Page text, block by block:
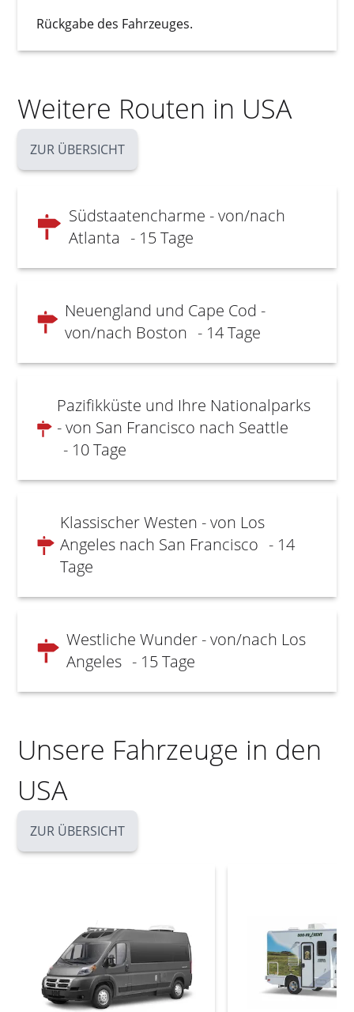
Rückgabe des Fahrzeuges.
Weitere Routen in USA
ZUR ÜBERSICHT
Südstaatencharme - von/nach
Atlanta - 15 Tage
Neuengland und Cape Cod -
von/nach Boston - 14 Tage
Pazifikküste und Ihre Nationalparks
- von San Francisco nach Seattle
- 10 Tage
Klassischer Westen - von Los
Angeles nach San Francisco - 14
Tage
Westliche Wunder - von/nach Los
Angeles - 15 Tage
Unsere Fahrzeuge in den
USA
ZUR ÜBERSICHT